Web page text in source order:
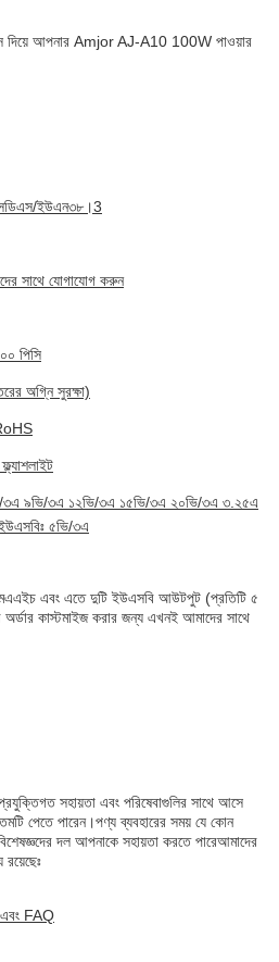
দিয়ে আপনার Amjor AJ-A10 100W পাওয়ার
ইউএন৩৮।3
সাথে যোগাযোগ করুন
পিসি
অগ্নি সুরক্ষা)
৩এ ৯ভি/৩এ ১২ভি/৩এ ১৫ভি/৩এ ২০ভি/৩এ ৩.২৫এ
৫ভি/৩এ
এবং এতে দুটি ইউএসবি আউটপুট (প্রতিটি ৫
কাস্টমাইজ করার জন্য এখনই আমাদের সাথে
সহায়তা এবং পরিষেবাগুলির সাথে আসে
পেতে পারেন।পণ্য ব্যবহারের সময় যে কোন
দল আপনাকে সহায়তা করতে পারেআমাদের
রয়েছেঃ
এবং FAQ